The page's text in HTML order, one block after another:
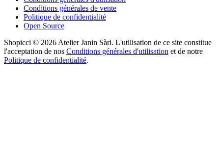
Conditions générales de vente
Politique de confidentialité
Open Source
Shopicci © 2026 Atelier Janin Sàrl. L'utilisation de ce site constitue
l'acceptation de nos Conditions générales d'utilisation et de notre
Politique de confidentialité.